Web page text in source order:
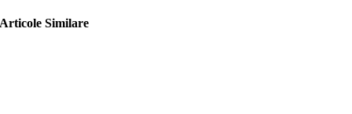
Articole Similare